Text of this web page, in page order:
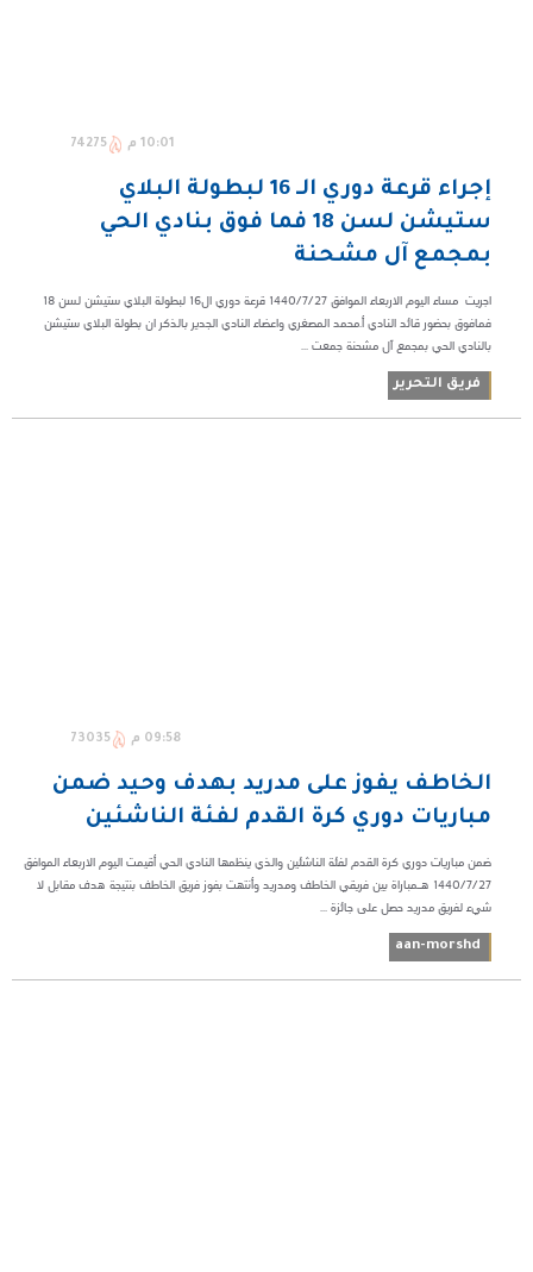
10:01 م 74275
إجراء قرعة دوري الـ 16 لبطولة البلاي
ستيشن لسن 18 فما فوق بنادي الحي
بمجمع آل مشحنة
اجريت ‏ مساء اليوم الاربعاء الموافق ١٤٤٠/٧/٢٧ قرعة دوري ال16 لبطولة البلاي ستيشن لسن 18
فمافوق بحضور قائد النادي أ.محمد المصغري واعضاء النادي الجدير بالذكر ان بطولة البلاي ستيشن
بالنادي الحي بمجمع آل مشحنة جمعت ...
فريق التحرير
09:58 م 73035
الخاطف يفوز على مدريد بهدف وحيد ضمن
مباريات دوري كرة القدم لفئة الناشئين
ضمن مباريات دوري كرة القدم لفئة الناشئين والذي ينظمها النادي الحي أقيمت اليوم الاربعاء الموافق
١٤٤٠/٧/٢٧ هـمباراة بين فريقي الخاطف ومدريد وأنتهت بفوز فريق الخاطف بنتيجة هدف مقابل لا
شيء لفريق مدريد حصل على جائزة ...
aan-morshd